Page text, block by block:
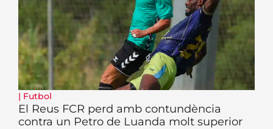
| Futbol
El Reus FCR perd amb contundència
contra un Petro de Luanda molt superior